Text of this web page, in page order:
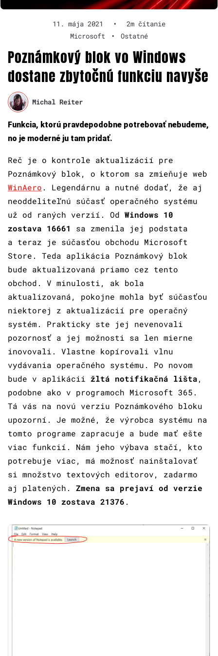
11. mája 2021 •
2m čítanie
Microsoft
• Ostatné
Poznámkový blok vo Windows
dostane zbytočnú funkciu navyše
Michal Reiter
Funkcia, ktorú pravdepodobne potrebovať nebudeme,
no je moderné ju tam pridať.
Reč je o kontrole aktualizácií pre
Poznámkový blok, o ktorom sa zmieňuje web
WinAero . Legendárnu a nutné dodať, že aj
neoddeliteľnú súčasť operačného systému
už od raných verzií. Od Windows 10
zostava 16661
sa zmenila jej podstata
a teraz je súčasťou obchodu Microsoft
Store. Teda aplikácia Poznámkový blok
bude aktualizovaná priamo cez tento
obchod. V minulosti, ak bola
aktualizovaná, pokojne mohla byť súčasťou
niektorej z aktualizácií pre operačný
systém. Prakticky ste jej nevenovali
pozornosť a jej možnosti sa len mierne
inovovali. Vlastne kopírovali vlnu
vydávania operačného systému. Po novom
bude v aplikácii žltá notifikačná lišta,
podobne ako v programoch Microsoft 365.
Tá vás na novú verziu Poznámkového bloku
upozorní. Je možné, že výrobca systému na
tomto programe zapracuje a bude mať ešte
viac funkcií. Nám jeho výbava stačí, kto
potrebuje viac, má možnosť nainštalovať
si množstvo textových editorov, zadarmo
aj platených. Zmena sa prejaví od verzie
Windows 10 zostava 21376 .